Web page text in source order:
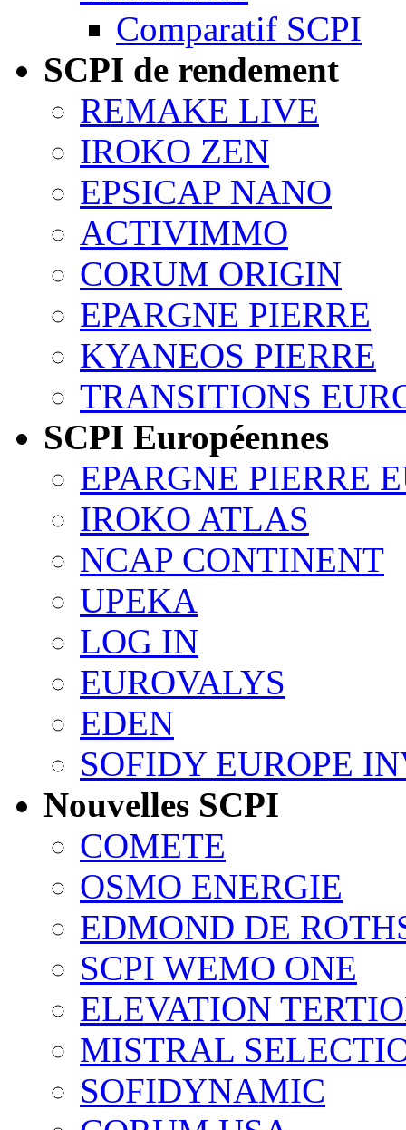
Comparatif SCPI
SCPI de rendement
REMAKE LIVE
IROKO ZEN
EPSICAP NANO
ACTIVIMMO
CORUM ORIGIN
EPARGNE PIERRE
KYANEOS PIERRE
TRANSITIONS
SCPI Européennes
EPARGNE PIERRE
IROKO ATLAS
NCAP CONTINENT
UPEKA
LOG IN
EUROVALYS
EDEN
SOFIDY EUROPE
Nouvelles SCPI
COMETE
OSMO ENERGIE
EDMOND DE
SCPI WEMO ONE
ELEVATION
MISTRAL
SOFIDYNAMIC